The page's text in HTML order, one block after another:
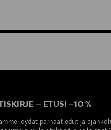
– ETUSI –10 %
löydät parhaat edut ja